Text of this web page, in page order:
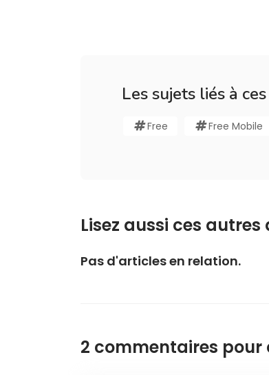
Les sujets liés à
Free Free Mobile
Lisez aussi ces autres
Pas d'articles en relation.
2 commentaires pour